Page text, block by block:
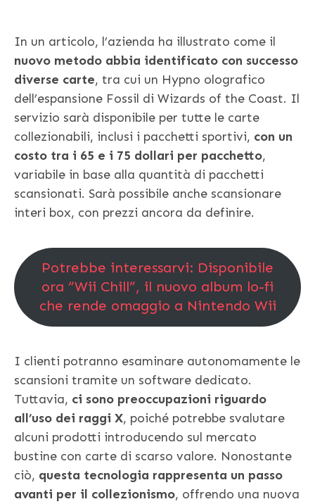
In un articolo, l’azienda ha illustrato come il
nuovo metodo abbia identificato con successo
diverse carte, tra cui un Hypno olografico
dell’espansione Fossil di Wizards of the Coast. Il
servizio sarà disponibile per tutte le carte
collezionabili, inclusi i pacchetti sportivi, con un
costo tra i 65 e i 75 dollari per pacchetto,
variabile in base alla quantità di pacchetti
scansionati. Sarà possibile anche scansionare
interi box, con prezzi ancora da definire.
Potrebbe interessarvi: Disponibile
ora “Wii Chill”, il nuovo album lo-fi
che rende omaggio a Nintendo Wii
I clienti potranno esaminare autonomamente le
scansioni tramite un software dedicato.
Tuttavia, ci sono preoccupazioni riguardo
all’uso dei raggi X, poiché potrebbe svalutare
alcuni prodotti introducendo sul mercato
bustine con carte di scarso valore. Nonostante
ciò, questa tecnologia rappresenta un passo
avanti per il collezionismo, offrendo una nuova